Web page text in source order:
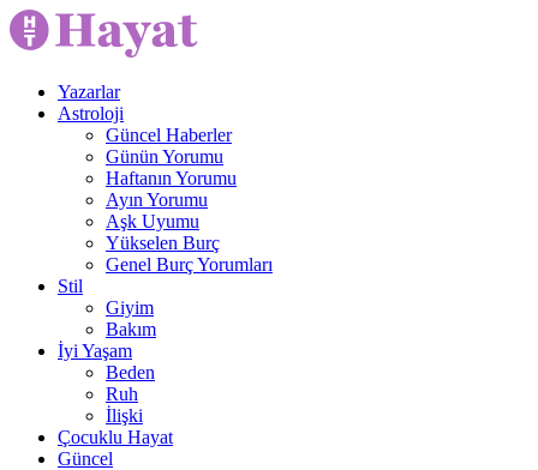
Yazarlar
Astroloji
Güncel Haberler
Günün Yorumu
Haftanın Yorumu
Ayın Yorumu
Aşk Uyumu
Yükselen Burç
Genel Burç Yorumları
Stil
Giyim
Bakım
İyi Yaşam
Beden
Ruh
İlişki
Çocuklu Hayat
Güncel